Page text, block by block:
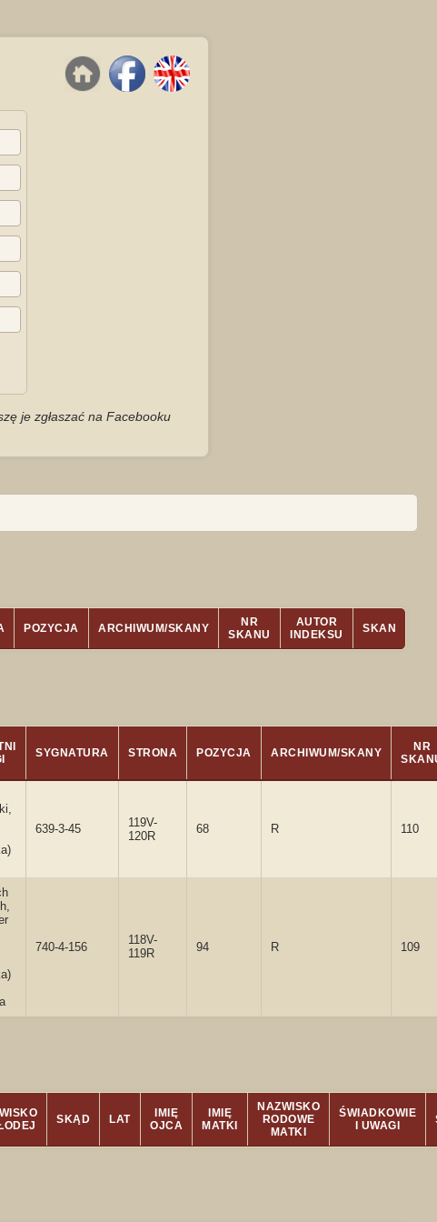
je zgłaszać na Facebooku
POZYCJA ARCHIWUM/SKANY
NR
SKANU
AUTOR
INDEKSU
SKAN
SYGNATURA STRONA POZYCJA ARCHIWUM/SKANY
NR
639-3-45
119V-
120R
68 R 110
740-4-156
118V-
119R
94 R 109
SKĄD LAT
IMIĘ
OJCA
IMIĘ
MATKI
NAZWISKO
RODOWE
MATKI
ŚWIADKOWIE
I UWAGI